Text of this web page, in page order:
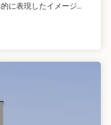
に表現したイメージ...